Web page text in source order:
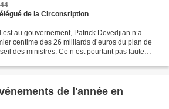
de la Circonsription
est au gouvernement, Patrick Devedjian n’a
centime des 26 milliards d’euros du plan de
des ministres. Ce n’est pourtant pas faute
de l'année en